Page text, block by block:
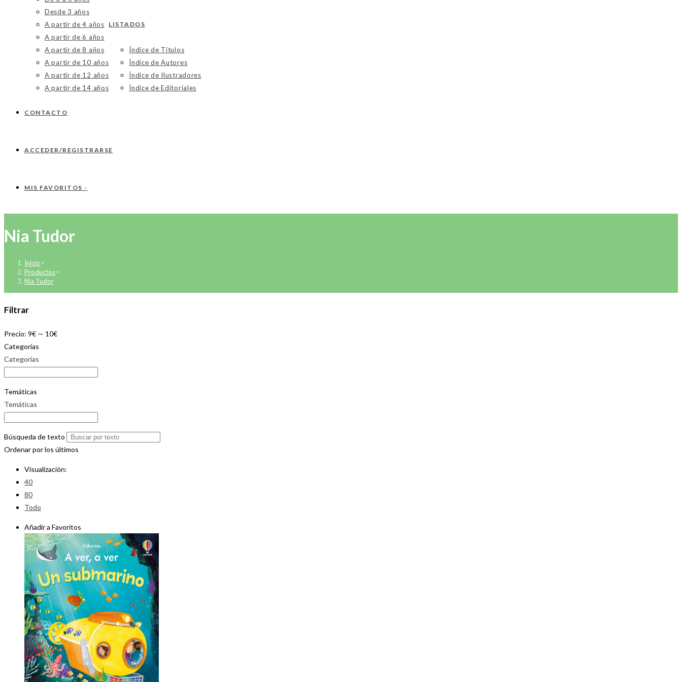
Desde 3 años
A partir de 4 años
A partir de 6 años
A partir de 8 años
A partir de 10 años
A partir de 12 años
A partir de 14 años
LISTADOS
Índice de Títulos
Índice de Autores
Índice de Ilustradores
Índice de Editoriales
CONTACTO
ACCEDER/REGISTRARSE
MIS FAVORITOS -
Nia Tudor
Inicio>
Productos>
Nia Tudor
Filtrar
Precio: 9€ — 10€
Categorías
Categorías
Temáticas
Temáticas
Búsqueda de texto
Ordenar por los últimos
Visualización:
40
80
Todo
Añadir a Favoritos